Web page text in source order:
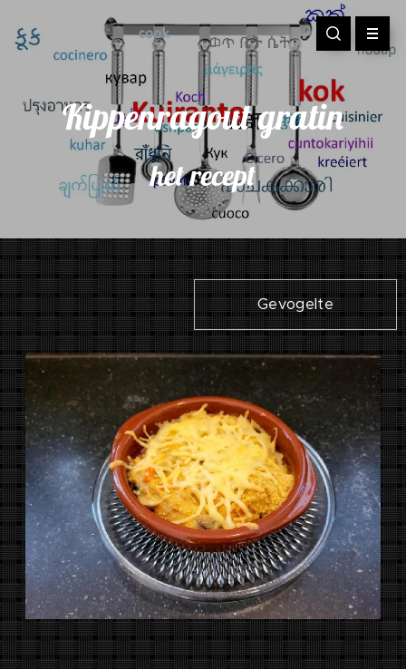
Kippenragout gratin
het recept
Gevogelte